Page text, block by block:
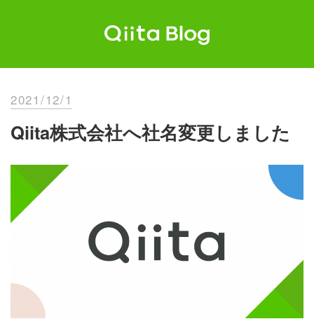
2021/12/1
Qiita株式会社へ社名変更しました